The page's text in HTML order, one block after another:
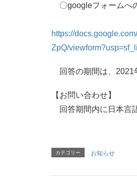
〇googleフォームへ
https://
ZpQ/
回答の期間は、2021
【お問い合わせ】
回答期間内に日本言
カテゴリー お知らせ